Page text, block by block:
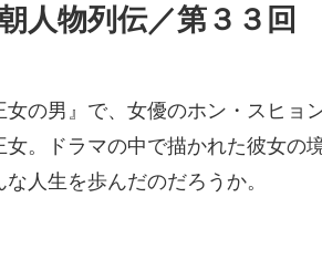
人物列伝／第３３回
女の男』で、女優のホン・スヒ
女。ドラマの中で描かれた彼女
人生を歩んだのだろうか。